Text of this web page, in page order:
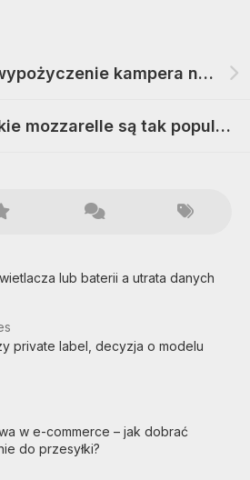
Jakie zalety ma wypożyczenie kampera na wakacyjny wyjazd
Dlaczego włoskie mozzarelle są tak popularne
lub baterii a utrata danych
private label, decyzja o modelu
w e-commerce – jak dobrać
do przesyłki?